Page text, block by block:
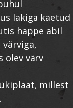
lakiga kaetud
happe abil
olev värv
millest